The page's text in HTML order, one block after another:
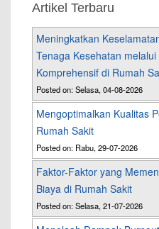
Artikel Terbaru
Meningkatkan
Tenaga Kesehatan
Komprehensif di Rumah
Posted on: Selasa, 04-08-2026
Mengoptimalkan Kualitas
Rumah Sakit
Posted on: Rabu, 29-07-2026
Faktor-Faktor yang
Biaya di Rumah Sakit
Posted on: Selasa, 21-07-2026